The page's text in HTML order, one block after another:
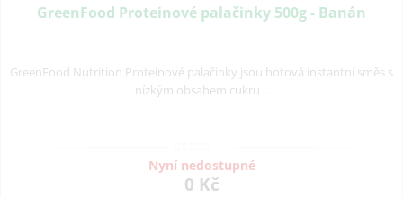
GreenFood Proteinové palačinky 500g - Banán
GreenFood Nutrition Proteinové palačinky jsou hotová instantní směs s
nízkým obsahem cukru ..
Nyní nedostupné
0 Kč